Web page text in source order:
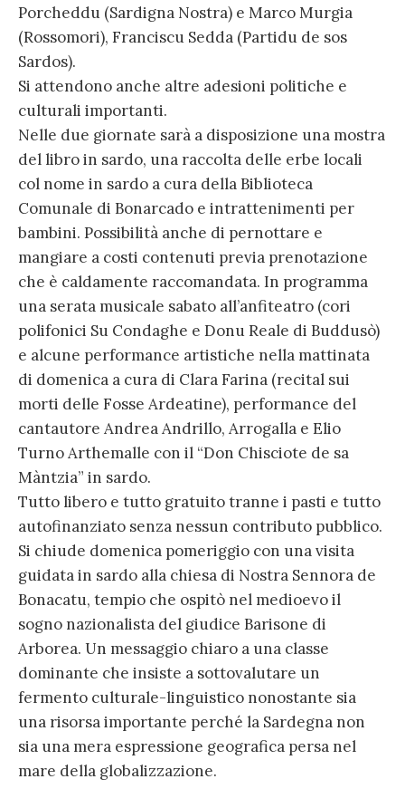
Porcheddu (Sardigna Nostra) e Marco Murgia
(Rossomori), Franciscu Sedda (Partidu de sos
Sardos).
Si attendono anche altre adesioni politiche e
culturali importanti.
Nelle due giornate sarà a disposizione una mostra
del libro in sardo, una raccolta delle erbe locali
col nome in sardo a cura della Biblioteca
Comunale di Bonarcado e intrattenimenti per
bambini. Possibilità anche di pernottare e
mangiare a costi contenuti previa prenotazione
che è caldamente raccomandata. In programma
una serata musicale sabato all’anfiteatro (cori
polifonici Su Condaghe e Donu Reale di Buddusò)
e alcune performance artistiche nella mattinata
di domenica a cura di Clara Farina (recital sui
morti delle Fosse Ardeatine), performance del
cantautore Andrea Andrillo, Arrogalla e Elio
Turno Arthemalle con il “Don Chisciote de sa
Màntzia” in sardo.
Tutto libero e tutto gratuito tranne i pasti e tutto
autofinanziato senza nessun contributo pubblico.
Si chiude domenica pomeriggio con una visita
guidata in sardo alla chiesa di Nostra Sennora de
Bonacatu, tempio che ospitò nel medioevo il
sogno nazionalista del giudice Barisone di
Arborea. Un messaggio chiaro a una classe
dominante che insiste a sottovalutare un
fermento culturale-linguistico nonostante sia
una risorsa importante perché la Sardegna non
sia una mera espressione geografica persa nel
mare della globalizzazione.